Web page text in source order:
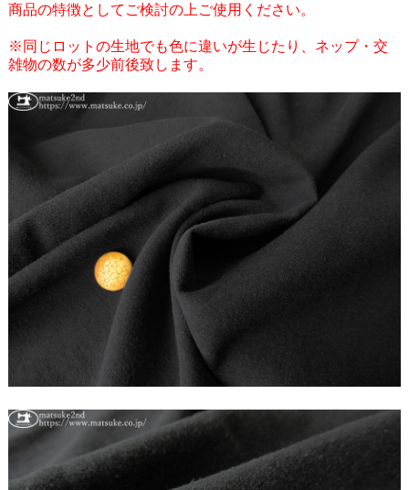
商品の特徴としてご検討の上ご使用ください。
※同じロットの生地でも色に違いが生じたり、ネップ・交
雑物の数が多少前後致します。